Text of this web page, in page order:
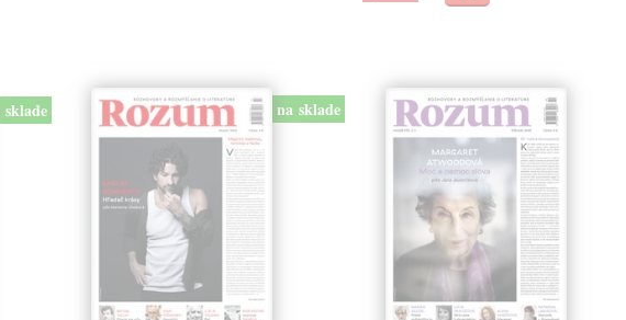
sklade na sklade